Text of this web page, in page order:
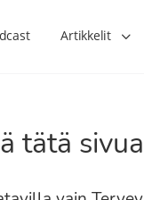
Artikkelit
tätä